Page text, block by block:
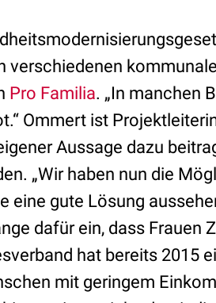
Pro Familia. „In manchen
Ommert ist
Aussage dazu
„Wir haben nun die
eine gute Lösung
dafür ein, dass Frauen
hat bereits 2015
mit geringem